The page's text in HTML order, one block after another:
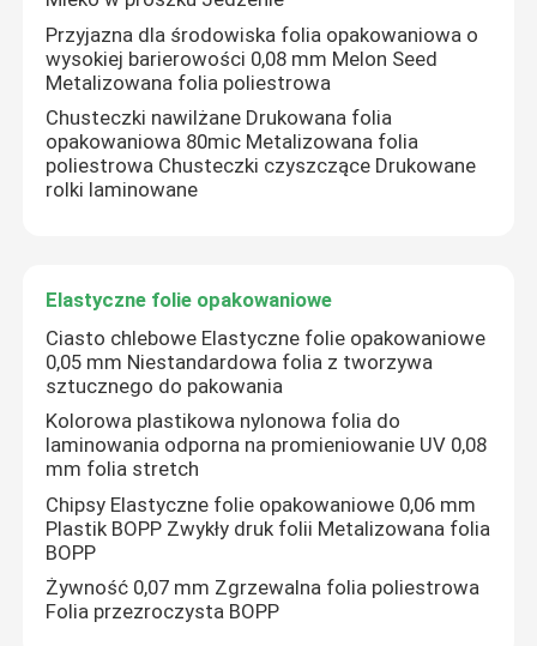
Wycieczka po fabryce
Kontrola jakości
Poproś o wycenę
Folia opakowaniowa BOPP
Folia rolkowa z tworzywa sztucznego
Folia do pakowania przekąsek
Folia opakowaniowa o wysokiej barierowości
Przyjazna dla środowiska folia opakowaniowa o
wysokiej barierowości 0,08 mm Melon Seed
Metalizowana folia poliestrowa
Chusteczki nawilżane Drukowana folia
opakowaniowa 80mic Metalizowana folia
poliestrowa Chusteczki czyszczące Drukowane
rolki laminowane
Elastyczne folie opakowaniowe
Ciasto chlebowe Elastyczne folie opakowaniowe
0,05 mm Niestandardowa folia z tworzywa
sztucznego do pakowania
Kolorowa plastikowa nylonowa folia do
laminowania odporna na promieniowanie UV 0,08
mm folia stretch
Chipsy Elastyczne folie opakowaniowe 0,06 mm
Plastik BOPP Zwykły druk folii Metalizowana folia
BOPP
Żywność 0,07 mm Zgrzewalna folia poliestrowa
Folia przezroczysta BOPP